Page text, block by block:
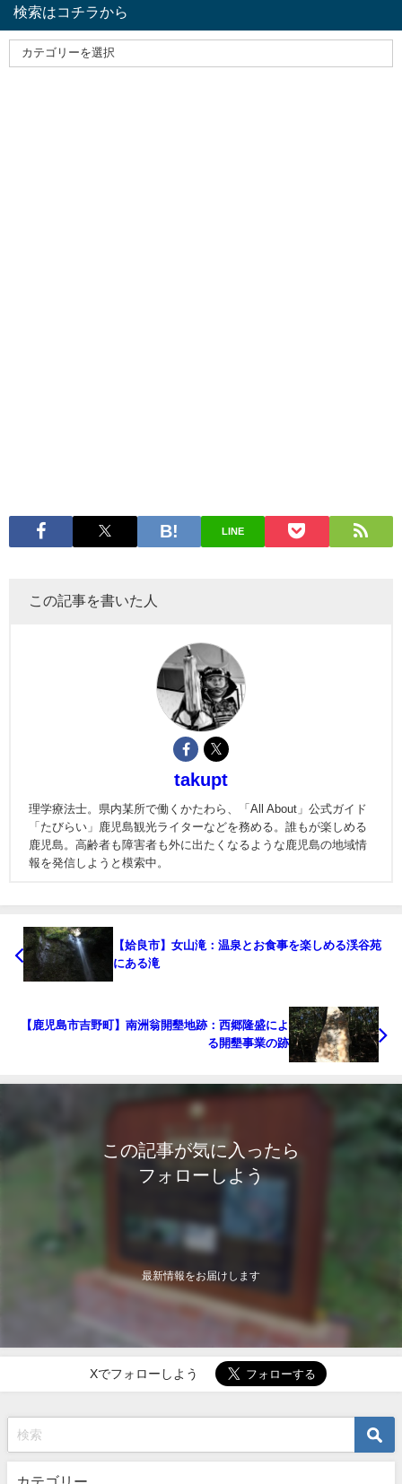
検索はコチラから
LINE
この記事を書いた人
takupt
理学療法士。県内某所で働くかたわら、「All About」公式ガイド
「たびらい」鹿児島観光ライターなどを務める。誰もが楽しめる
鹿児島。高齢者も障害者も外に出たくなるような鹿児島の地域情
報を発信しようと模索中。
【姶良市】女山滝：温泉とお食事を楽しめる渓谷苑
にある滝
【鹿児島市吉野町】南洲翁開墾地跡：西郷隆盛によ
る開墾事業の跡
この記事が気に入ったら
フォローしよう
最新情報をお届けします
Xでフォローしよう